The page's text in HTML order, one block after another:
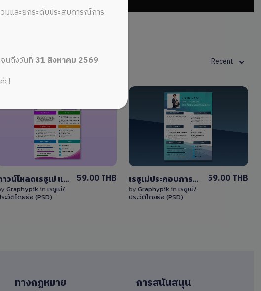
Recent
View
Details
0 Sale
ดาวน์โหลดเรซูเม่ แก้ไขได้ ไฟล์ PSD โทนสีน้ำเงิน
Graphypik in เรซูเม่/
ะวัติโดยย่อ (PSD)
59.00 THB
View
Details
3 Sales
เรซูเม่ประกอบการสมัครงาน แก้ไขได้ ไฟล์ PSD โทนสีน้ำเงิน
by Graphypik in เรซูเม่/
ประวัติโดยย่อ (PSD)
59.00 THB
ทางกฎหมาย การสนันสนุน
มและยกระดับประสบการณ์การ
นถึงวันที่ 31 สิงหาคม 2569
ะ!